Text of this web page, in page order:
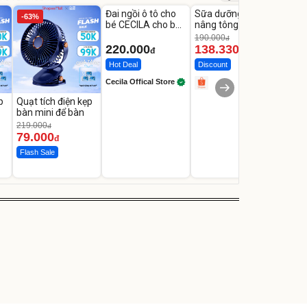
-63%
Quạt tích điện kẹp
bàn mini để bàn
219.000đ
79.000đ
Flash Sale
Đai ngồi ô tô cho
bé CECILA cho bé
220.000đ
Hot Deal
Cecila Offical Store
-27%
Sữa dưỡng thể
nâng tông tức thì
Vaseline Body
190.000đ
138.330
Discount